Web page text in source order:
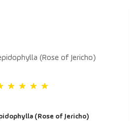
(Rose of Jericho)